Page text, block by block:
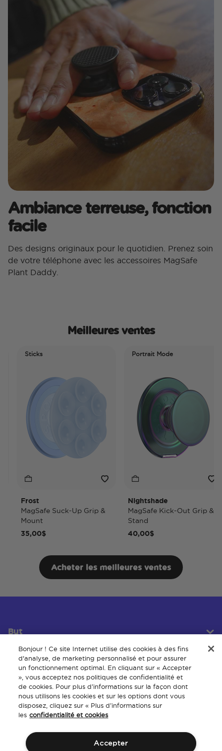
Ambiance terreuse, fonction
facile
Des designs originaux pour le quotidien. Prenez soin
de votre téléphone avec les accessoires MagSafe
Plant Daddy.
Meilleures ventes
Sticks
Frost
MagSafe Suck-Up Grip &
Mount
35,00$
Portrait Mode
Nightshade
MagSafe Kick-Out Grip &
Stand
40,00$
Acheter les meilleures ventes
But
Service client
À propos
Bonjour ! Ce site Internet utilise des cookies à des fins
d'analyse, de marketing personnalisé et pour assurer
un fonctionnement optimal. En cliquant sur « Accepter
», vous acceptez nos politiques de confidentialité et
de cookies. Pour plus d’informations sur la façon dont
nous utilisons les cookies et sur les options dont vous
disposez, cliquez sur « Plus d’informations sur
les confidentialité et cookies
Accepter